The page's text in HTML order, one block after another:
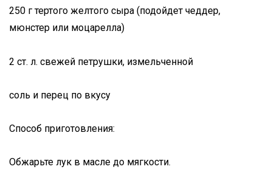
250 г тертого желтого сыра (подойдет чеддер,
мюнстер или моцарелла)
2 ст. л. свежей петрушки, измельченной
соль и перец по вкусу
Способ приготовления:
Обжарьте лук в масле до мягкости.